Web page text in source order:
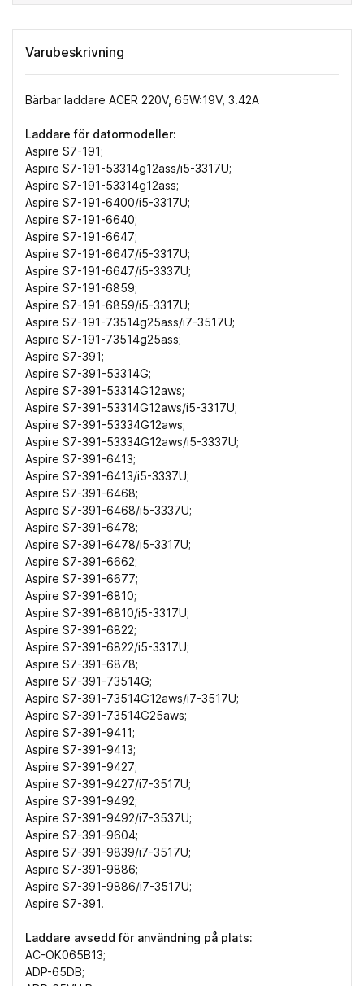
Varubeskrivning
Bärbar laddare ACER 220V, 65W:19V, 3.42A
Laddare för datormodeller:
Aspire S7-191;
Aspire S7-191-53314g12ass/i5-3317U;
Aspire S7-191-53314g12ass;
Aspire S7-191-6400/i5-3317U;
Aspire S7-191-6640;
Aspire S7-191-6647;
Aspire S7-191-6647/i5-3317U;
Aspire S7-191-6647/i5-3337U;
Aspire S7-191-6859;
Aspire S7-191-6859/i5-3317U;
Aspire S7-191-73514g25ass/i7-3517U;
Aspire S7-191-73514g25ass;
Aspire S7-391;
Aspire S7-391-53314G;
Aspire S7-391-53314G12aws;
Aspire S7-391-53314G12aws/i5-3317U;
Aspire S7-391-53334G12aws;
Aspire S7-391-53334G12aws/i5-3337U;
Aspire S7-391-6413;
Aspire S7-391-6413/i5-3337U;
Aspire S7-391-6468;
Aspire S7-391-6468/i5-3337U;
Aspire S7-391-6478;
Aspire S7-391-6478/i5-3317U;
Aspire S7-391-6662;
Aspire S7-391-6677;
Aspire S7-391-6810;
Aspire S7-391-6810/i5-3317U;
Aspire S7-391-6822;
Aspire S7-391-6822/i5-3317U;
Aspire S7-391-6878;
Aspire S7-391-73514G;
Aspire S7-391-73514G12aws/i7-3517U;
Aspire S7-391-73514G25aws;
Aspire S7-391-9411;
Aspire S7-391-9413;
Aspire S7-391-9427;
Aspire S7-391-9427/i7-3517U;
Aspire S7-391-9492;
Aspire S7-391-9492/i7-3537U;
Aspire S7-391-9604;
Aspire S7-391-9839/i7-3517U;
Aspire S7-391-9886;
Aspire S7-391-9886/i7-3517U;
Aspire S7-391.
Laddare avsedd för användning på plats:
AC-OK065B13;
ADP-65DB;